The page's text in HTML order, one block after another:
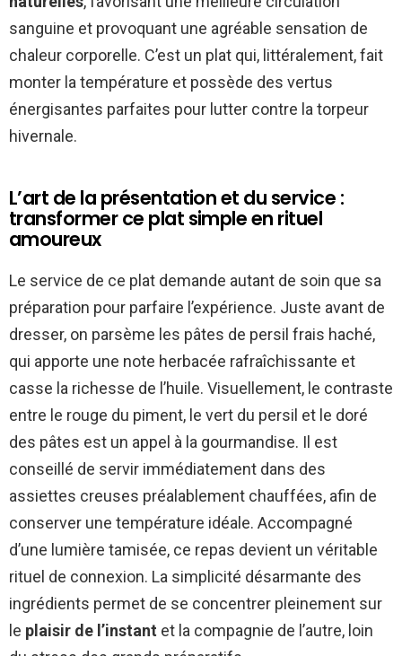
sanguine et provoquant une agréable sensation de
chaleur corporelle. C’est un plat qui, littéralement, fait
monter la température et possède des vertus
énergisantes parfaites pour lutter contre la torpeur
hivernale.
L’art de la présentation et du service :
transformer ce plat simple en rituel
amoureux
Le service de ce plat demande autant de soin que sa
préparation pour parfaire l’expérience. Juste avant de
dresser, on parsème les pâtes de persil frais haché,
qui apporte une note herbacée rafraîchissante et
casse la richesse de l’huile. Visuellement, le contraste
entre le rouge du piment, le vert du persil et le doré
des pâtes est un appel à la gourmandise. Il est
conseillé de servir immédiatement dans des
assiettes creuses préalablement chauffées, afin de
conserver une température idéale. Accompagné
d’une lumière tamisée, ce repas devient un véritable
rituel de connexion. La simplicité désarmante des
ingrédients permet de se concentrer pleinement sur
le plaisir de l’instant et la compagnie de l’autre, loin